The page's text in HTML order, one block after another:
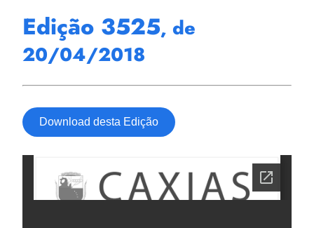
Edição 3525, de
20/04/2018
Download desta Edição